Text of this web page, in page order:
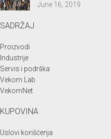
June 16, 2019
SADRŽAJ
Proizvodi
Industrije
Servis i podrška
Vekom Lab
VekomNet
KUPOVINA
Uslovi korišćenja